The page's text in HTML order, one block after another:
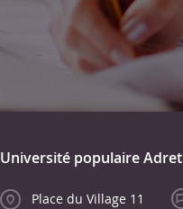
Université populaire Adret
Place du Village 11